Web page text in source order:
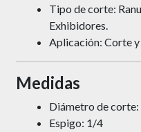
Tipo de corte:
Exhibidores.
Aplicación: Corte
Medidas
Diámetro de corte:
Espigo: 1/4